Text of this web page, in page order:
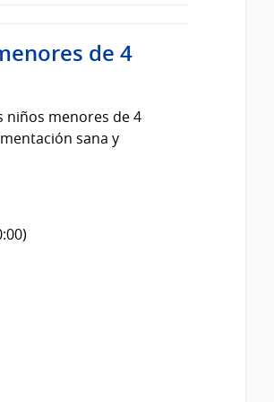
de 4
menores de 4
sana y